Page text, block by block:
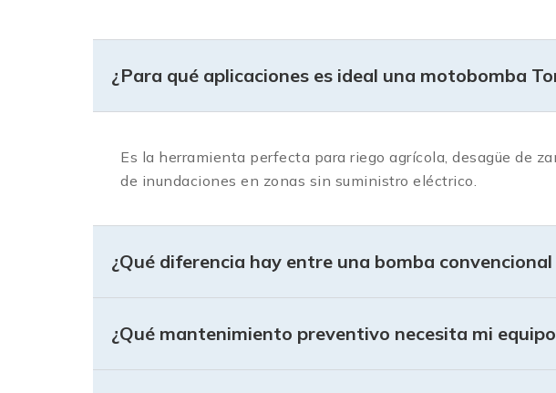
¿Para qué aplicaciones es ideal una motobomba
Es la herramienta perfecta para riego agrícola, desagüe de
de inundaciones en zonas sin suministro eléctrico.
¿Qué diferencia hay entre una bomba
¿Qué mantenimiento preventivo necesita mi